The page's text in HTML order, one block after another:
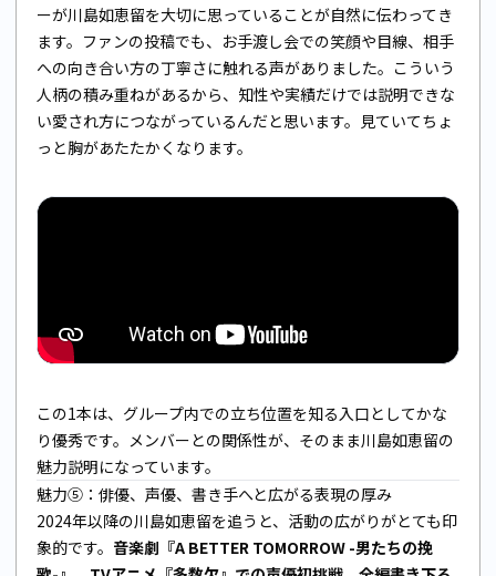
ーが川島如恵留を大切に思っていることが自然に伝わってき
ます。ファンの投稿でも、お手渡し会での笑顔や目線、相手
への向き合い方の丁寧さに触れる声がありました。こういう
人柄の積み重ねがあるから、知性や実績だけでは説明できな
い愛され方につながっているんだと思います。見ていてちょ
っと胸があたたかくなります。
この1本は、グループ内での立ち位置を知る入口としてかな
り優秀です。メンバーとの関係性が、そのまま川島如恵留の
魅力説明になっています。
魅力⑤：俳優、声優、書き手へと広がる表現の厚み
2024年以降の川島如恵留を追うと、活動の広がりがとても印
象的です。 音楽劇『A BETTER TOMORROW -男たちの挽